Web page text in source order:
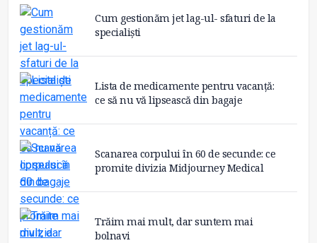
Cum gestionăm jet lag-ul- sfaturi de la
specialiști
Lista de medicamente pentru vacanță:
ce să nu vă lipsească din bagaje
Scanarea corpului în 60 de secunde: ce
promite divizia Midjourney Medical
Trăim mai mult, dar suntem mai
bolnavi